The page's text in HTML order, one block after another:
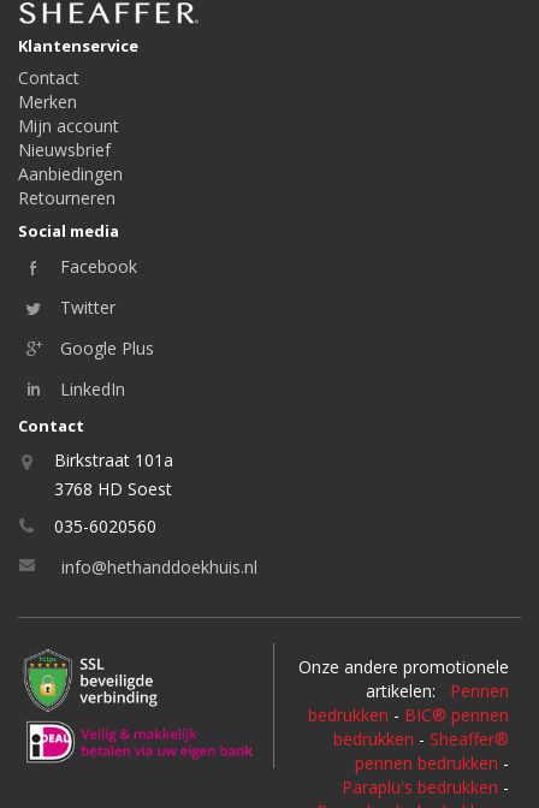
Klantenservice
Contact
Merken
Mijn account
Nieuwsbrief
Aanbiedingen
Retourneren
Social media
Facebook
Twitter
Google Plus
LinkedIn
Contact
Birkstraat 101a
3768 HD Soest
035-6020560
info@hethanddoekhuis.nl
Onze andere promotionele
artikelen: Pennen
bedrukken - BIC® pennen
bedrukken - Sheaffer®
pennen bedrukken -
Paraplu's bedrukken -